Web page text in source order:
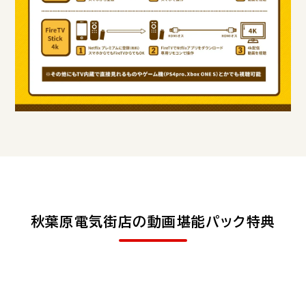
秋葉原電気街店の動画堪能パック特典